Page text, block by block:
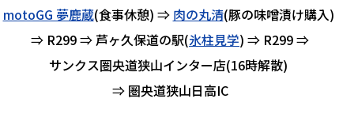
motoGG 夢鹿蔵(食事休憩) ⇒ 肉の丸清(豚の味噌漬け購入)
⇒ R299 ⇒ 芦ヶ久保道の駅(氷柱見学) ⇒ R299 ⇒
サンクス圏央道狭山インター店(16時解散)
⇒ 圏央道狭山日高IC